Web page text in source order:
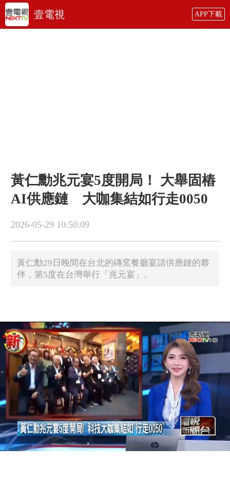
壹電視 APP下載
黃仁勳兆元宴5度開局！ 大舉固樁
AI供應鏈 大咖集結如行走0050
2026-05-29 10:50:09
黃仁勳29日晚間在台北的磚窯餐廳宴請供應鏈的夥
伴，第5度在台灣舉行「兆元宴」。